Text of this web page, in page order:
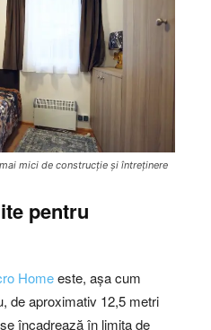
mici de construcție și întreținere
pentru
Homeeste, așa cum
de aproximativ 12,5 metri
încadrează în limita de